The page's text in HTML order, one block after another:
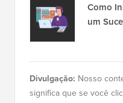
Como
um
Divulgação: Nosso
significa que se você